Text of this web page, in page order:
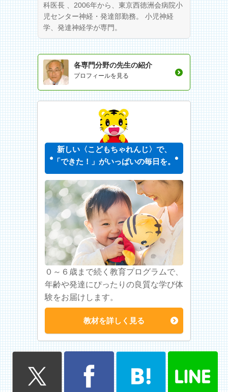
科医長 、2006年から、東京西徳洲会病院小
児センター神経・発達部勤務。 小児神経
学、発達神経学が専門。
各専門分野の先生の紹介
プロフィールを見る
新しい〈こどもちゃれんじ〉で、
「できた！」がいっぱいの毎日を。
０～６歳まで続く教育プログラムで、
年齢や発達にぴったりの良質な学び体
験をお届けします。
教材を詳しく見る